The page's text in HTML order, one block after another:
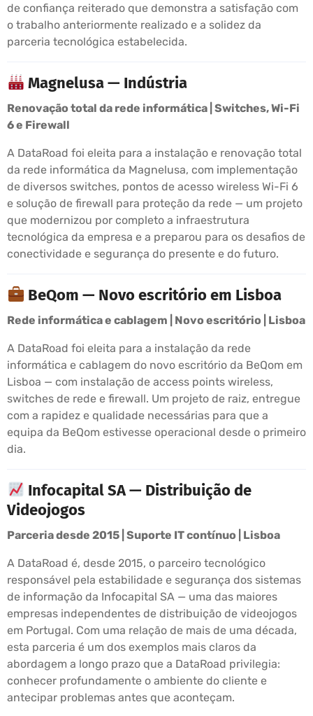
de confiança reiterado que demonstra a satisfação com
o trabalho anteriormente realizado e a solidez da
parceria tecnológica estabelecida.
Magnelusa — Indústria
Renovação total da rede informática | Switches, Wi-Fi
6 e Firewall
A DataRoad foi eleita para a instalação e renovação total
da rede informática da Magnelusa, com implementação
de diversos switches, pontos de acesso wireless Wi-Fi 6
e solução de firewall para proteção da rede — um projeto
que modernizou por completo a infraestrutura
tecnológica da empresa e a preparou para os desafios de
conectividade e segurança do presente e do futuro.
BeQom — Novo escritório em Lisboa
Rede informática e cablagem | Novo escritório | Lisboa
A DataRoad foi eleita para a instalação da rede
informática e cablagem do novo escritório da BeQom em
Lisboa — com instalação de access points wireless,
switches de rede e firewall. Um projeto de raiz, entregue
com a rapidez e qualidade necessárias para que a
equipa da BeQom estivesse operacional desde o primeiro
dia.
Infocapital SA — Distribuição de
Videojogos
Parceria desde 2015 | Suporte IT contínuo | Lisboa
A DataRoad é, desde 2015, o parceiro tecnológico
responsável pela estabilidade e segurança dos sistemas
de informação da Infocapital SA — uma das maiores
empresas independentes de distribuição de videojogos
em Portugal. Com uma relação de mais de uma década,
esta parceria é um dos exemplos mais claros da
abordagem a longo prazo que a DataRoad privilegia:
conhecer profundamente o ambiente do cliente e
antecipar problemas antes que aconteçam.